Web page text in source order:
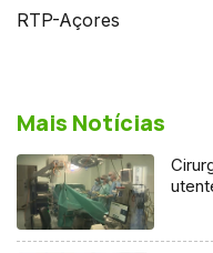
RTP-Açores
Mais Notícias